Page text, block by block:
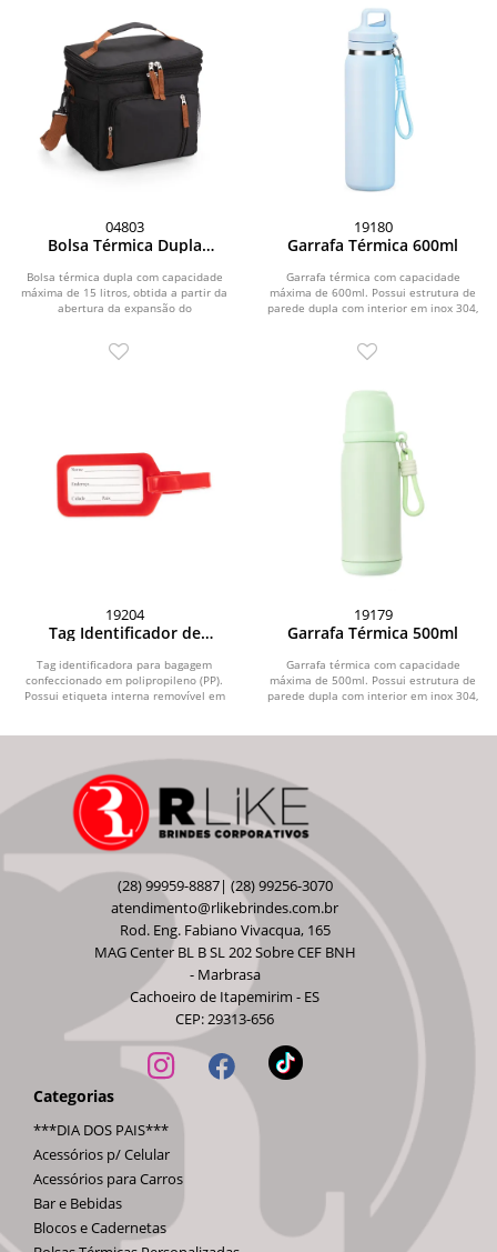
04803
Bolsa Térmica Dupla
Bolsa térmica dupla com capacidade
máxima de 15 litros, obtida a partir da
abertura da expansão do
19180
Garrafa Térmica 600ml
Garrafa térmica com capacidade
máxima de 600ml. Possui estrutura de
parede dupla com interior em inox 304,
19204
Tag Identificador de
Tag identificadora para bagagem
confeccionado em polipropileno (PP).
Possui etiqueta interna removível em
19179
Garrafa Térmica 500ml
Garrafa térmica com capacidade
máxima de 500ml. Possui estrutura de
parede dupla com interior em inox 304,
(28) 99959-8887| (28) 99256-3070
atendimento@rlikebrindes.com.br
Rod. Eng. Fabiano Vivacqua, 165
MAG Center BL B SL 202 Sobre CEF BNH
- Marbrasa
Cachoeiro de Itapemirim - ES
CEP: 29313-656
Categorias
***DIA DOS PAIS***
Acessórios p/ Celular
Acessórios para Carros
Bar e Bebidas
Blocos e Cadernetas